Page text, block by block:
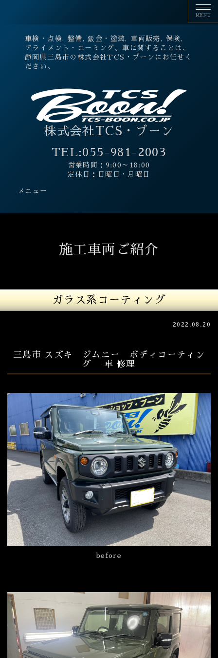
車検・点検, 整備, 鈑金・塗装, 車両販売, 保険,
アライメント・エーミング。車に関することは、
静岡県三島市の株式会社TCS・ブーンにお任せく
ださい。
株式会社TCS・ブーン
TEL:055-981-2003
営業時間：9:00～18:00
定休日：日曜日・月曜日
メニュー
施工車両ご紹介
ガラス系コーティング
2022.08.20
三島市 スズキ ジムニー ボディコーティン
グ 車 修理
before